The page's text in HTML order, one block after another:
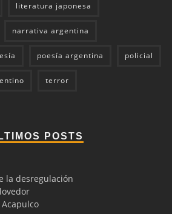
literatura japonesa
narrativa argentina
poesía argentina policial
terror
POSTS
la desregulación